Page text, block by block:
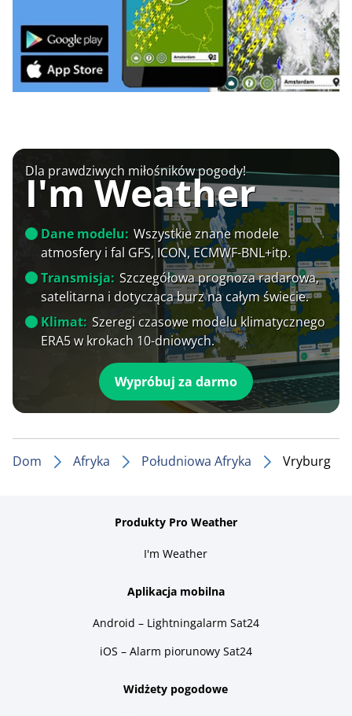
Dla prawdziwych miłośników pogody!
I'm Weather
Dane modelu: Wszystkie znane modele
atmosfery i fal GFS, ICON, ECMWF-BNL+itp.
Transmisja: Szczegółowa prognoza radarowa,
satelitarna i dotycząca burz na całym świecie.
Klimat: Szeregi czasowe modelu klimatycznego
ERA5 w krokach 10-dniowych.
Wypróbuj za darmo
Dom Afryka Południowa Afryka Vryburg
Produkty Pro Weather
I'm Weather
Aplikacja mobilna
Android – Lightningalarm Sat24
iOS – Alarm piorunowy Sat24
Widżety pogodowe